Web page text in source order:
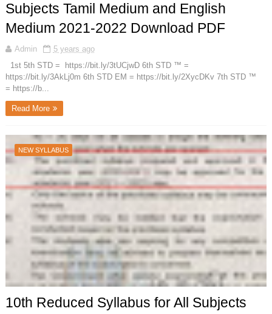
Subjects Tamil Medium and English
Medium 2021-2022 Download PDF
Admin
5 years ago
1st 5th STD = https://bit.ly/3tUCjwD 6th STD ™ =
https://bit.ly/3AkLj0m 6th STD EM = https://bit.ly/2XycDKv 7th STD ™
= https://b...
Read More
NEW SYLLABUS
10th Reduced Syllabus for All Subjects